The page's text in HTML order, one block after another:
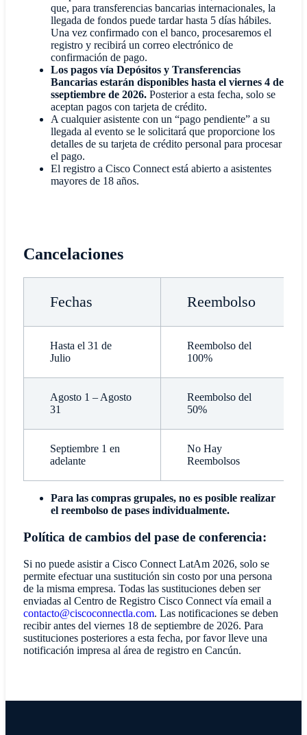
que, para transferencias bancarias internacionales, la
llegada de fondos puede tardar hasta 5 días hábiles.
Una vez confirmado con el banco, procesaremos el
registro y recibirá un correo electrónico de
confirmación de pago.
Los pagos vía Depósitos y Transferencias
Bancarias estarán disponibles hasta el viernes 4 de
sseptiembre de 2026. Posterior a esta fecha, solo se
aceptan pagos con tarjeta de crédito.
A cualquier asistente con un “pago pendiente” a su
llegada al evento se le solicitará que proporcione los
detalles de su tarjeta de crédito personal para procesar
el pago.
El registro a Cisco Connect está abierto a asistentes
mayores de 18 años.
Cancelaciones
Fechas Reembolso
Hasta el 31 de
Julio
Reembolso del
100%
Agosto 1 – Agosto
31
Reembolso del
50%
Septiembre 1 en
adelante
No Hay
Reembolsos
Para las compras grupales, no es posible realizar
el reembolso de pases individualmente.
Política de cambios del pase de conferencia:
Si no puede asistir a Cisco Connect LatAm 2026, solo se
permite efectuar una sustitución sin costo por una persona
de la misma empresa. Todas las sustituciones deben ser
enviadas al Centro de Registro Cisco Connect vía email a
contacto@ciscoconnectla.com. Las notificaciones se deben
recibir antes del viernes 18 de septiembre de 2026. Para
sustituciones posteriores a esta fecha, por favor lleve una
notificación impresa al área de registro en Cancún.